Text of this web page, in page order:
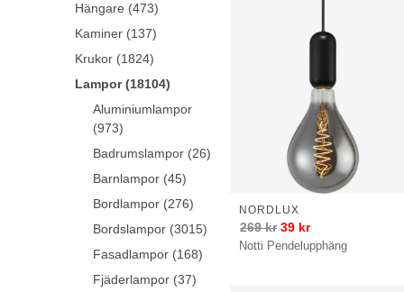
Notti Pendelupphäng
NORDLUX
269kr 39 kr
Hängare (473)
Kaminer (137)
Krukor (1824)
Lampor (18104)
Aluminiumlampor
(973)
Badrumslampor (26)
Barnlampor (45)
Bordlampor (276)
Bordslampor (3015)
Fasadlampor (168)
Fjäderlampor (37)